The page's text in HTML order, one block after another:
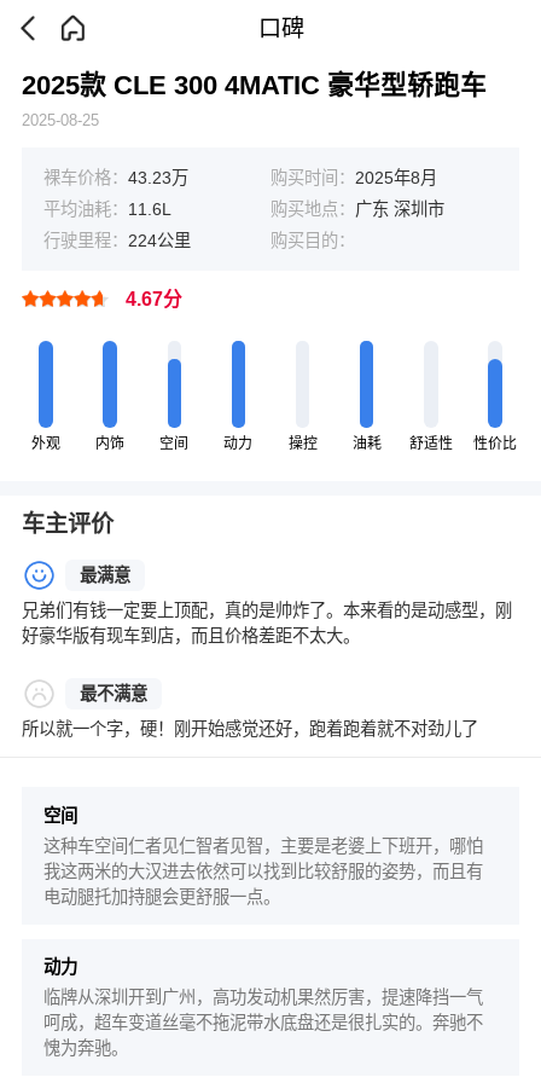
口碑
2025款 CLE 300 4MATIC 豪华型轿跑车
2025-08-25
裸车价格： 43.23万 购买时间： 2025年8月
平均油耗： 11.6L 购买地点： 广东 深圳市
行驶里程： 224公里 购买目的：
4.67分
外观 内饰 空间 动力 操控 油耗 舒适性 性价比
车主评价
最满意
兄弟们有钱一定要上顶配，真的是帅炸了。本来看的是动感型，刚
好豪华版有现车到店，而且价格差距不太大。
最不满意
所以就一个字，硬！刚开始感觉还好，跑着跑着就不对劲儿了
空间
这种车空间仁者见仁智者见智，主要是老婆上下班开，哪怕
我这两米的大汉进去依然可以找到比较舒服的姿势，而且有
电动腿托加持腿会更舒服一点。
动力
临牌从深圳开到广州，高功发动机果然厉害，提速降挡一气
呵成，超车变道丝毫不拖泥带水底盘还是很扎实的。奔驰不
愧为奔驰。